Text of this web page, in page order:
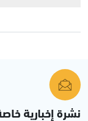
نشرة إخبارية